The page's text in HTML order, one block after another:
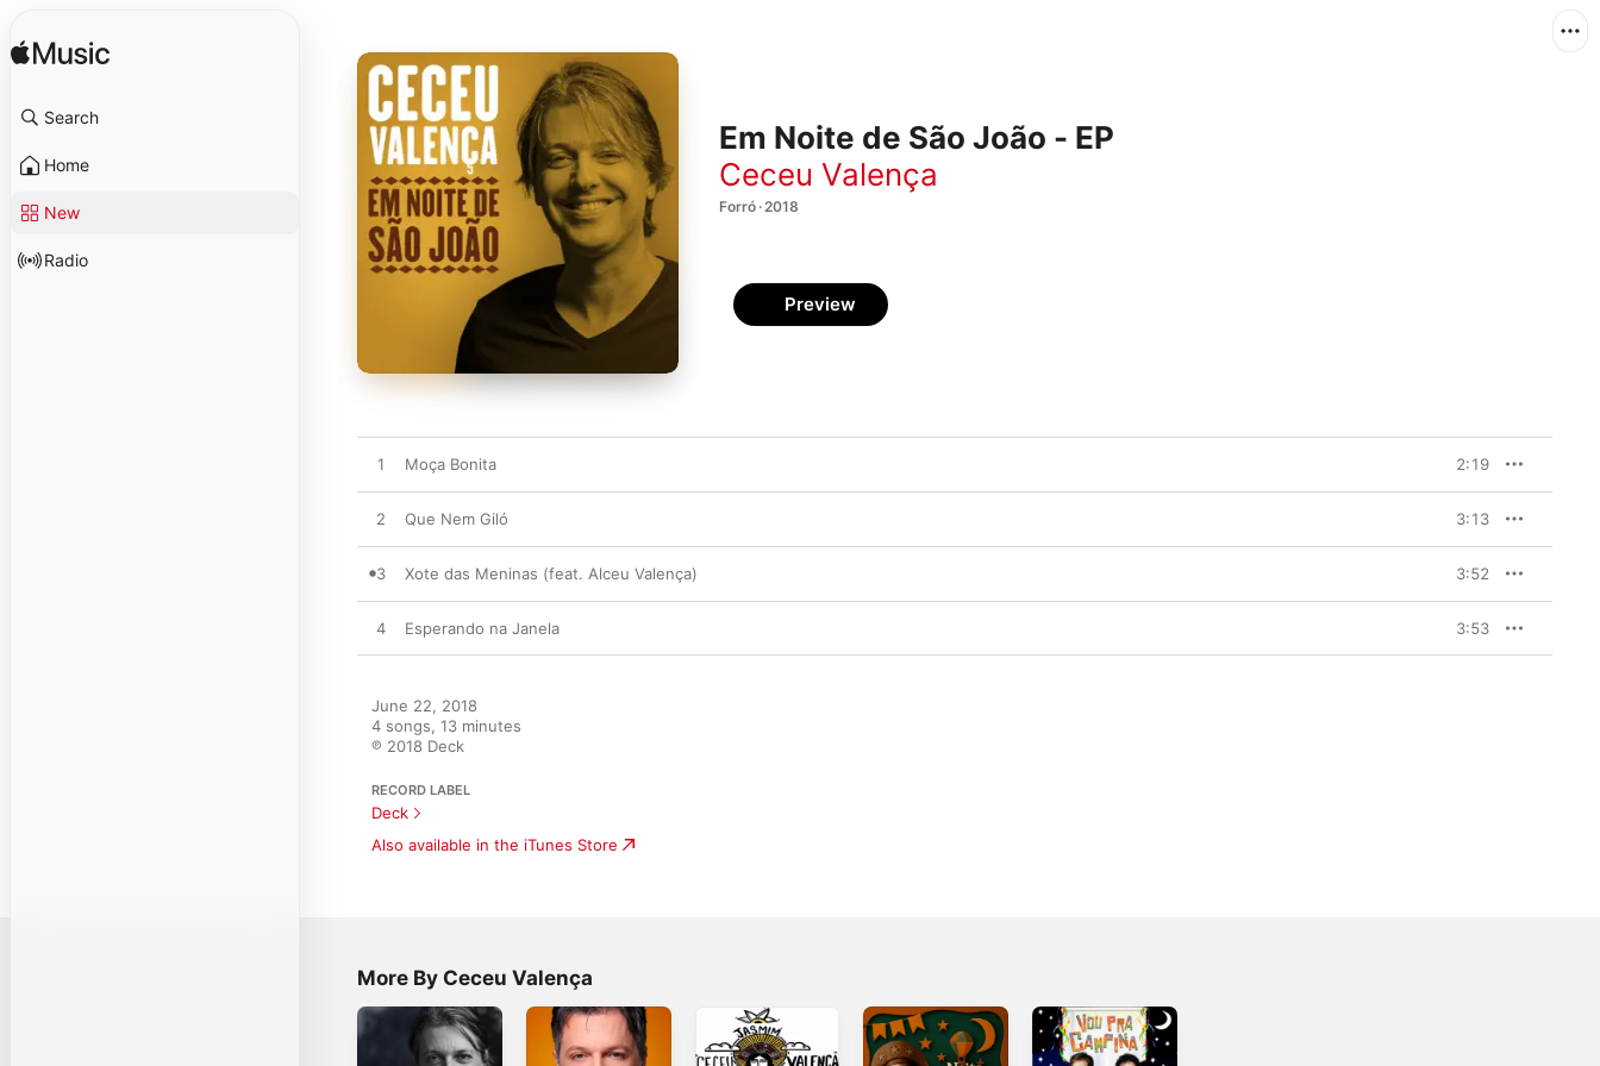
Search
Home
New
Radio
Em Noite de São João - EP
Ceceu Valença
Forró · 2018
Preview
1 Moça Bonita 2:19
2 Que Nem Giló 3:13
3 Xote das Meninas (feat. Alceu Valença) 3:52
4 Esperando na Janela 3:53
June 22, 2018
4 songs, 13 minutes
℗ 2018 Deck
RECORD LABEL
Deck
Also available in the iTunes Store
More By Ceceu Valença